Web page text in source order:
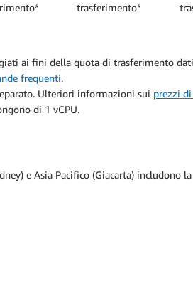
trasferimento*
ai fini della quota di trasferimento
frequenti.
Ulteriori informazioni sui prezzi
di 1 vCPU.
e Asia Pacifico (Giacarta)